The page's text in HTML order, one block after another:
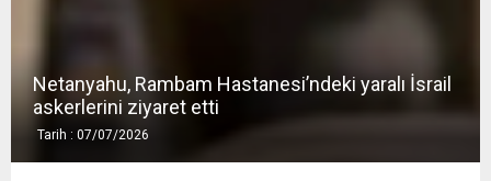
ANetanyahu, Rambam Hastanesi’ndeki yaralı İsrail
askerlerini ziyaret etti
Tarih : 07/07/2026